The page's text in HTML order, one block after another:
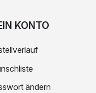
KONTO
ändern